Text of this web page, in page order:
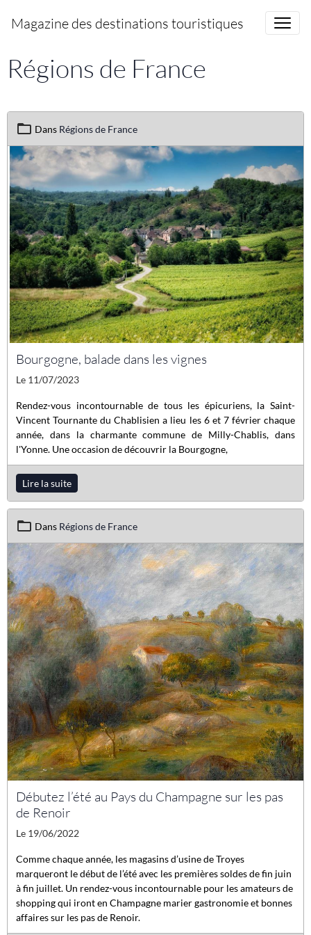
Magazine des destinations touristiques
Régions de France
Dans Régions de France
Bourgogne, balade dans les vignes
Le 11/07/2023
Rendez-vous incontournable de tous les épicuriens, la Saint-
Vincent Tournante du Chablisien a lieu les 6 et 7 février chaque
année, dans la charmante commune de Milly-Chablis, dans
l'Yonne. Une occasion de découvrir la Bourgogne,
Lire la suite
Dans Régions de France
Débutez l’été au Pays du Champagne sur les pas
de Renoir
Le 19/06/2022
Comme chaque année, les magasins d’usine de Troyes
marqueront le début de l’été avec les premières soldes de fin juin
à fin juillet. Un rendez-vous incontournable pour les amateurs de
shopping qui iront en Champagne marier gastronomie et bonnes
affaires sur les pas de Renoir.